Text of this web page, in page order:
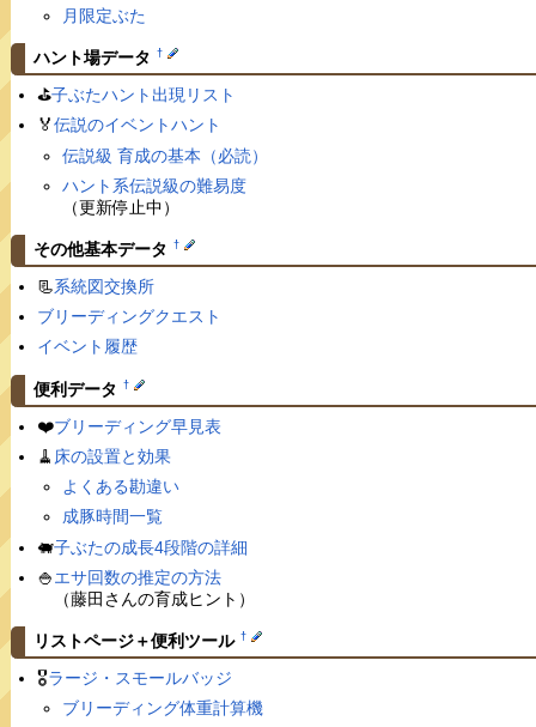
月限定ぶた
ハント場データ †
⛳️子ぶたハント出現リスト
🏅伝説のイベントハント
伝説級 育成の基本（必読）
ハント系伝説級の難易度
（更新停止中）
その他基本データ †
📃系統図交換所
ブリーディングクエスト
イベント履歴
便利データ †
❤️ブリーディング早見表
🧹 床の設置と効果
よくある勘違い
成豚時間一覧
🐖子ぶたの成長4段階の詳細
🍚エサ回数の推定の方法
（藤田さんの育成ヒント）
リストページ＋便利ツール †
🎖ラージ・スモールバッジ
ブリーディング体重計算機